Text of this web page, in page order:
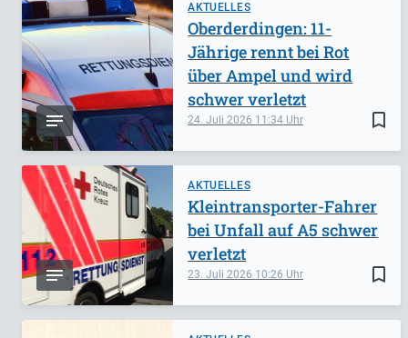
AKTUELLES
bookmark_border
24. Juli 2026 11:34
Oberderdingen: 11-
Jährige rennt bei Rot
über Ampel und wird
schwer verletzt
AKTUELLES
bookmark_border
23. Juli 2026 10:26
Kleintransporter-Fahrer
bei Unfall auf A5 schwer
verletzt